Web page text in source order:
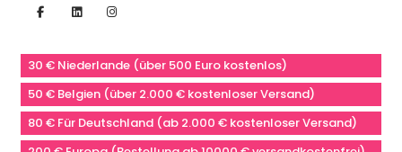
30 € Niederlande (über 500 Euro kostenlos)
50 € Belgien (über 2.000 € kostenloser Versand)
80 € Für Deutschland (ab 2.000 € kostenloser Versand)